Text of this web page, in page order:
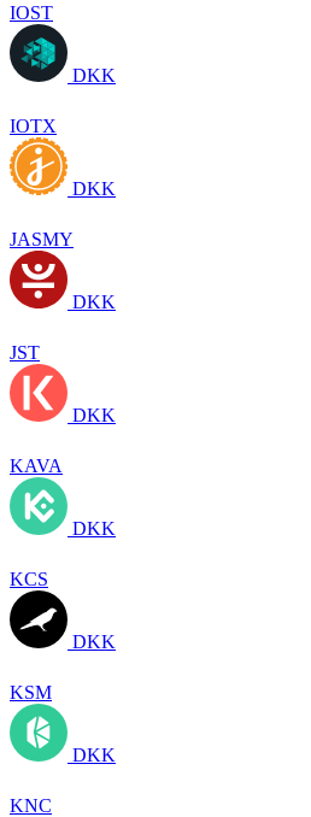
IOST
DKK
IOTX
DKK
JASMY
DKK
JST
DKK
KAVA
DKK
KCS
DKK
KSM
DKK
KNC